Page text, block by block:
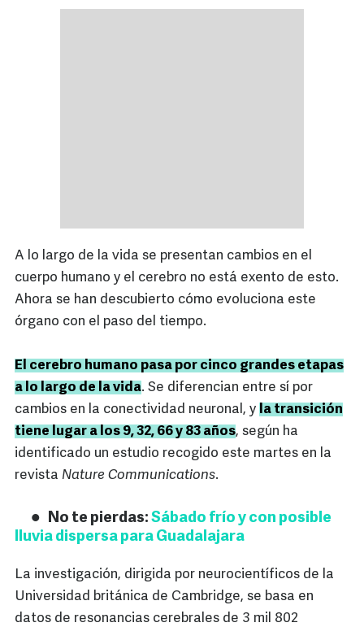
A lo largo de la vida se presentan cambios en el
cuerpo humano y el cerebro no está exento de esto.
Ahora se han descubierto cómo evoluciona este
órgano con el paso del tiempo.
El cerebro humano pasa por cinco grandes etapas
a lo largo de la vida. Se diferencian entre sí por
cambios en la conectividad neuronal, y la transición
tiene lugar a los 9, 32, 66 y 83 años, según ha
identificado un estudio recogido este martes en la
revista Nature Communications.
No te pierdas: Sábado frío y con posible
lluvia dispersa para Guadalajara
La investigación, dirigida por neurocientíficos de la
Universidad británica de Cambridge, se basa en
datos de resonancias cerebrales de 3 mil 802